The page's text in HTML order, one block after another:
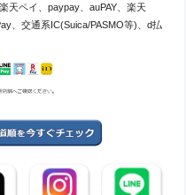
天ペイ、paypay、auPAY、楽天
、交通系IC(Suica/PASMO等)、d払